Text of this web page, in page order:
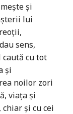
și
lui
sens,
cu tot
și
noilor zori
viața și
și cu cei